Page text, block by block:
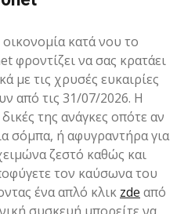
κατά νου το
φροντίζει να σας κρατάει
με τις χρυσές ευκαιρίες
από τις 31/07/2026. Η
της ανάγκες οπότε αν
σόμπα, ή αφυγραντήρα για
ζεστό καθώς και
τον καύσωνα του
ένα απλό κλικ zde από